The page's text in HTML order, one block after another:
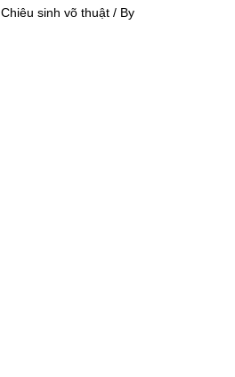
Chiêu sinh võ thuật/ By